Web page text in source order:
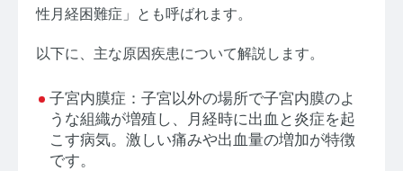
性月経困難症」とも呼ばれます。
以下に、主な原因疾患について解説します。
子宮内膜症：子宮以外の場所で子宮内膜のよ
うな組織が増殖し、月経時に出血と炎症を起
こす病気。激しい痛みや出血量の増加が特徴
です。